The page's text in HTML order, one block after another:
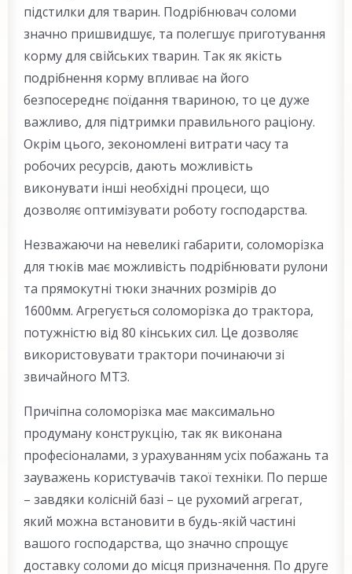
підстилки для тварин. Подрібнювач соломи
значно пришвидшує, та полегшує приготування
корму для свійських тварин. Так як якість
подрібнення корму впливає на його
безпосереднє поїдання твариною, то це дуже
важливо, для підтримки правильного раціону.
Окрім цього, зекономлені витрати часу та
робочих ресурсів, дають можливість
виконувати інші необхідні процеси, що
дозволяє оптимізувати роботу господарства.
Незважаючи на невеликі габарити, соломорізка
для тюків має можливість подрібнювати рулони
та прямокутні тюки значних розмірів до
1600мм. Агрегується соломорізка до трактора,
потужністю від 80 кінських сил. Це дозволяє
використовувати трактори починаючи зі
звичайного МТЗ.
Причіпна соломорізка має максимально
продуману конструкцію, так як виконана
професіоналами, з урахуванням усіх побажань та
зауважень користувачів такої техніки. По перше
– завдяки колісній базі – це рухомий агрегат,
який можна встановити в будь-якій частині
вашого господарства, що значно спрощує
доставку соломи до місця призначення. По друге